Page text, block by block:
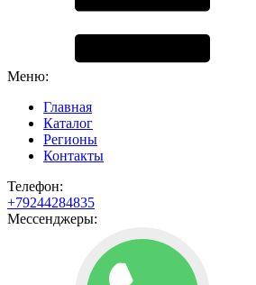
Меню:
Главная
Каталог
Регионы
Контакты
Телефон:
+79244284835
Мессенджеры: